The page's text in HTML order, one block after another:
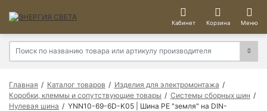
Кабинет Корзина Меню
Главная Каталог товаров
Изделия для электромонтажа
Коробки, клеммы и сопутствующие товары
Системы сборных шин
Нулевая шина
YNN10-69-6D-K05 | Шина PE "земля" на DIN-